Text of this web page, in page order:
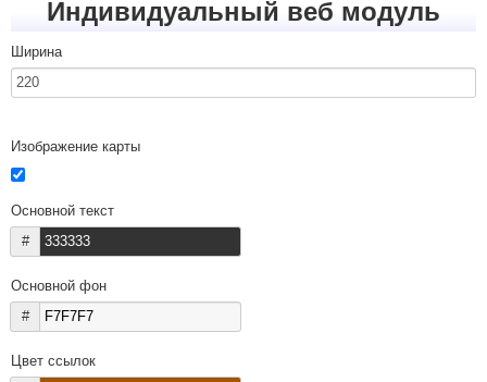
Индивидуальный веб модуль
Ширина
Изображение карты
Основной текст
#
Основной фон
#
Цвет ссылок